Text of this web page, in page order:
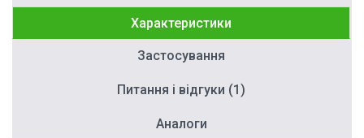
Характеристики
Застосування
Питання і відгуки (1)
Аналоги